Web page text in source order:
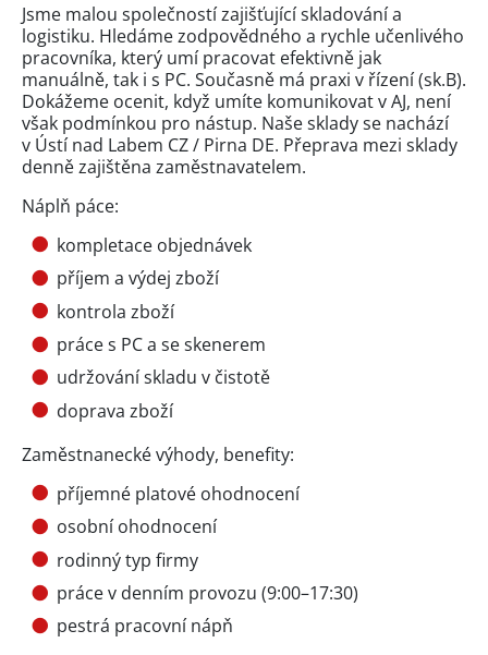
Jsme malou společností zajišťující skladování a
logistiku. Hledáme zodpovědného a rychle učenlivého
pracovníka, který umí pracovat efektivně jak
manuálně, tak i s PC. Současně má praxi v řízení (sk.B).
Dokážeme ocenit, když umíte komunikovat v AJ, není
však podmínkou pro nástup. Naše sklady se nachází
v Ústí nad Labem CZ / Pirna DE. Přeprava mezi sklady
denně zajištěna zaměstnavatelem.
Náplň páce:
kompletace objednávek
příjem a výdej zboží
kontrola zboží
práce s PC a se skenerem
udržování skladu v čistotě
doprava zboží
Zaměstnanecké výhody, benefity:
příjemné platové ohodnocení
osobní ohodnocení
rodinný typ firmy
práce v denním provozu (9:00–17:30)
pestrá pracovní nápň